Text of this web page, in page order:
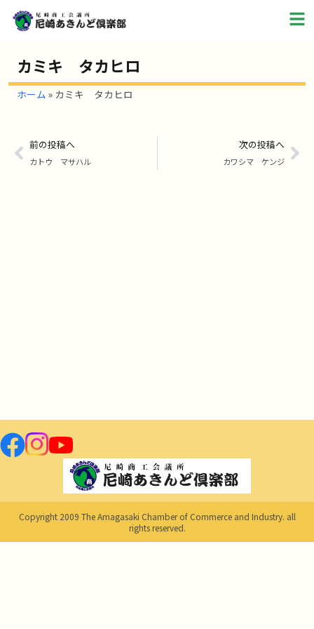
カミキ タカヒロ
ホーム » カミキ タカヒロ
前の投稿へ
カトウ マサハル
次の投稿へ
カワシマ ケンジ
Copyright 2009 The Amagasaki Chamber of Commerce and Industry. all
rights reserved.